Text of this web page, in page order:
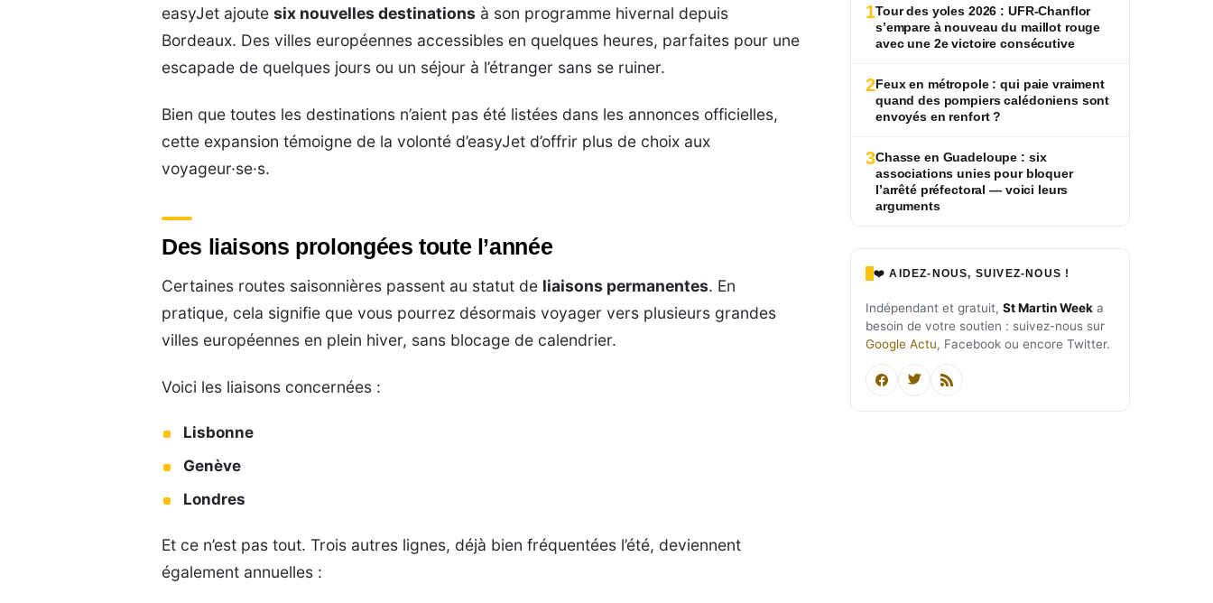
easyJet ajoutesix nouvelles destinations à son programme hivernal depuis
Bordeaux. Des villes européennes accessibles en quelques heures, parfaites pour une
escapade de quelques jours ou un séjour à l’étranger sans se ruiner.
Bien que toutes les destinations n’aient pas été listées dans les annonces officielles,
cette expansion témoigne de la volonté d’easyJet d’offrir plus de choix aux
voyageur·se·s.
Des liaisons prolongées toute l’année
Certaines routes saisonnières passent au statut de liaisons permanentes. En
pratique, cela signifie que vous pourrez désormais voyager vers plusieurs grandes
villes européennes en plein hiver, sans blocage de calendrier.
Voici les liaisons concernées :
Lisbonne
Genève
Londres
Et ce n’est pas tout. Trois autres lignes, déjà bien fréquentées l’été, deviennent
également annuelles :
1Tour des yoles 2026 : UFR-Chanflor
s’empare à nouveau du maillot rouge
avec une 2e victoire consécutive
2Feux en métropole : qui paie vraiment
quand des pompiers calédoniens sont
envoyés en renfort ?
3Chasse en Guadeloupe : six
associations unies pour bloquer
l’arrêté préfectoral — voici leurs
arguments
❤️ AIDEZ-NOUS, SUIVEZ-NOUS !
Indépendant et gratuit, St Martin Week a
besoin de votre soutien : suivez-nous sur
Google Actu, Facebook ou encore Twitter.